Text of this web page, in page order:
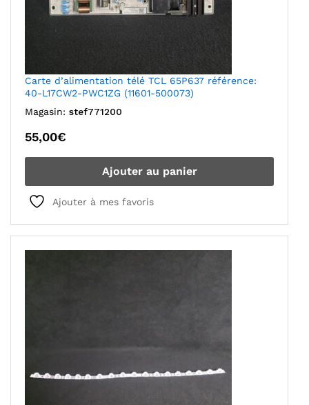
Carte d’alimentation télé TCL 65P637 référence:
40-L17CW2-PWC1ZG (11601-500073)
Magasin: stef771200
55,00€
Ajouter au panier
Ajouter à mes favoris